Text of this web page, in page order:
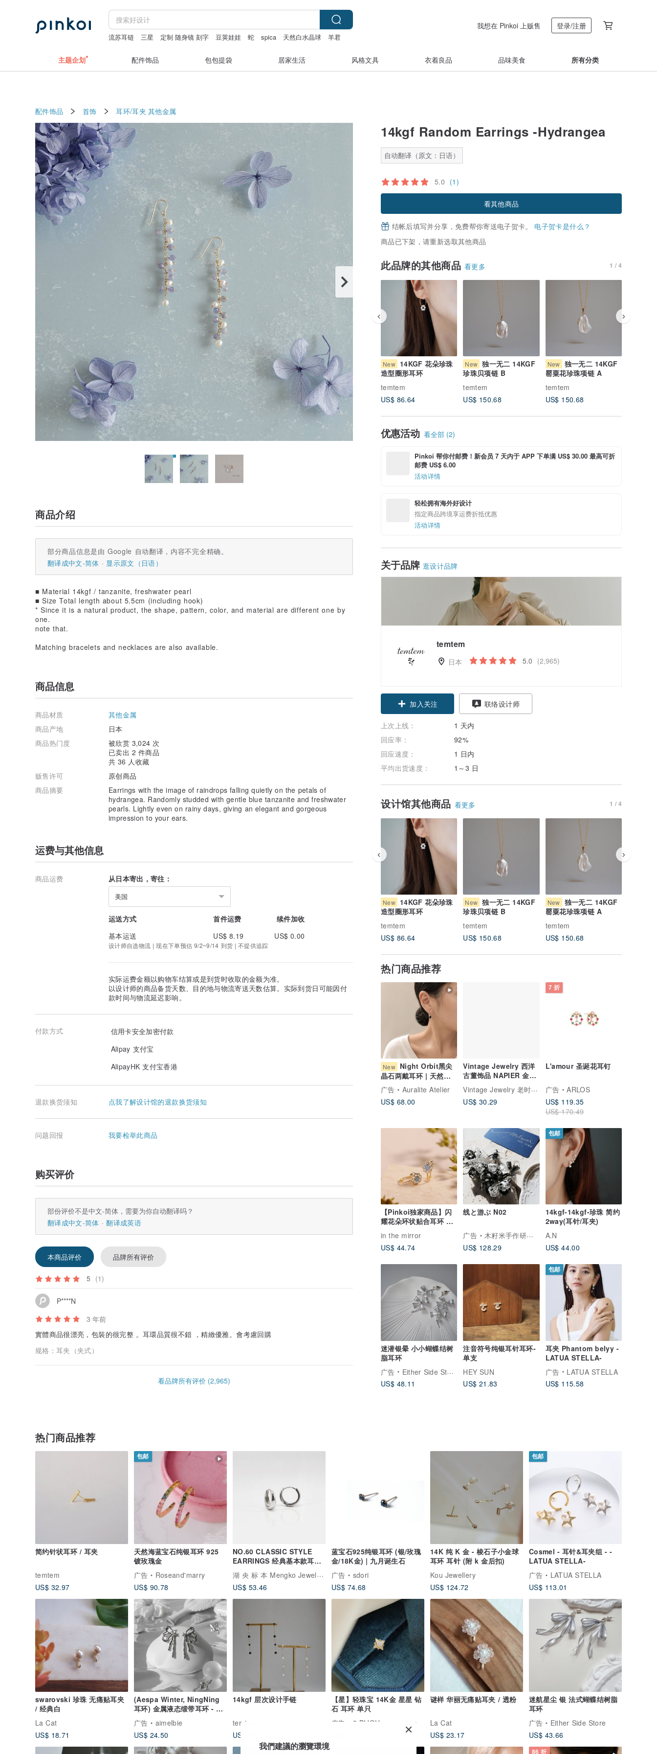
流苏耳链 三星 定制 随身镜 刻字 豆荚娃娃 蛇 spica 天然白水晶球 羊君
我想在 Pinkoi 上贩售 登录/注册
主题企划 配件饰品 包包提袋 居家生活 风格文具 衣着良品 品味美食 所有分类
配件饰品 首饰 耳环/耳夹 其他金属
14kgf Random Earrings -Hydrangea
自动翻译（原文：日语）
5.0 (1)
看其他商品
结帐后填写并分享，免费帮你寄送电子贺卡。 电子贺卡是什么？
商品已下架，请重新选取其他商品
此品牌的其他商品 看更多 1 / 4
New 14KGF 花朵珍珠
造型圈形耳环
temtem
US$ 86.64
New 独一无二 14KGF
珍珠贝项链 B
temtem
US$ 150.68
New 独一无二 14KGF
罂粟花珍珠项链 A
temtem
US$ 150.68
优惠活动 看全部 (2)
Pinkoi 帮你付邮费！新会员 7 天内于 APP 下单满 US$ 30.00 最高可折
邮费 US$ 6.00
活动详情
轻松拥有海外好设计
指定商品跨境享运费折抵优惠
活动详情
关于品牌 逛设计品牌
temtem
日本 5.0 (2,965)
领优惠券
加入关注
联络设计师
上次上线：
1 天内
回应率：
92%
回应速度：
1 日内
平均出货速度：
1～3 日
设计馆其他商品 看更多 1 / 4
New 14KGF 花朵珍珠
造型圈形耳环
temtem
US$ 86.64
New 独一无二 14KGF
珍珠贝项链 B
temtem
US$ 150.68
New 独一无二 14KGF
罂粟花珍珠项链 A
temtem
US$ 150.68
热门商品推荐
New Night Orbit黑尖
晶石两戴耳环 | 天然黑
尖晶石 925银镀白金
Huggie
广告
Auralite Atelier
US$ 68.00
Vintage Jewelry 西洋
古董饰品 NAPIER 金色
调 鸢尾纹 针式耳环
Vintage Jewelry 老时光角落
US$ 30.29
7 折
L'amour 圣诞花耳钉
广告
ARLOS
US$ 119.35
US$ 170.49
【Pinkoi独家商品】闪
耀花朵环状贴合耳环 浅
蓝色 花朵 线钻 浅蓝
in the mirror
US$ 44.74
线と游ぶ N02
广告
木籽米手作研究室
US$ 128.29
包邮
14kgf-14kgf-珍珠 简约
2way(耳针/耳夹)
A.N
US$ 44.00
迷潜银晕 小小蝴蝶结树
脂耳环
广告
Either Side Store
US$ 48.11
注音符号纯银耳针耳环-
单支
HEY SUN
US$ 21.83
包邮
耳夹 Phantom belyy -
LATUA STELLA-
广告
LATUA STELLA
US$ 115.58
商品介绍
部分商品信息是由 Google 自动翻译，内容不完全精确。
翻译成中文-简体
显示原文（日语）
■ Material 14kgf / tanzanite, freshwater pearl
■ Size Total length about 5.5cm (including hook)
* Since it is a natural product, the shape, pattern, color, and material are different one by
one.
note that.
Matching bracelets and necklaces are also available.
商品信息
商品材质
其他金属
商品产地
日本
商品热门度
被欣赏 3,024 次
已卖出 2 件商品
共 36 人收藏
贩售许可
原创商品
商品摘要
Earrings with the image of raindrops falling quietly on the petals of
hydrangea. Randomly studded with gentle blue tanzanite and freshwater
pearls. Lightly even on rainy days, giving an elegant and gorgeous
impression to your ears.
运费与其他信息
商品运费 从日本寄出，寄往：
美国
运送方式 首件运费
续件加收
基本运送
US$ 8.19 US$ 0.00
设计师自选物流 | 现在下单预估 9/2~9/14 到货 | 不提供追踪
实际运费金额以购物车结算或是到货时收取的金额为准。
以设计师的商品备货天数、目的地与物流寄送天数估算。实际到货日可能因付
款时间与物流延迟影响。
付款方式
信用卡安全加密付款
Alipay 支付宝
AlipayHK 支付宝香港
退款换货须知 点我了解设计馆的退款换货须知
问题回报 我要检举此商品
购买评价
部份评价不是中文-简体，需要为你自动翻译吗？
翻译成中文-简体
翻译成英语
本商品评价 品牌所有评价
5 (1)
P****N
3 年前
實體商品很漂亮，包裝的很完整 。耳環品質很不錯 ，精緻優雅。會考慮回購
规格：耳夹（夹式）
看品牌所有评价 (2,965)
热门商品推荐
简约针状耳环 / 耳夹
temtem
US$ 32.97
包邮
天然海蓝宝石纯银耳环 925
镀玫瑰金
广告
Roseand'marry
US$ 90.78
NO.60 CLASSIC STYLE
EARRINGS 经典基本款耳饰
- 925纯银
湖 央 标 本 Mengko Jewelry Studio
US$ 53.46
蓝宝石925纯银耳环 (银/玫瑰
金/18K金) | 九月诞生石
广告
sdori
US$ 74.68
14K 纯 K 金 - 棱石子小金球
耳环 耳针 (附 k 金后扣)
Kou Jewellery
US$ 124.72
包邮
Cosmel - 耳针&耳夹组 - -
LATUA STELLA-
广告
LATUA STELLA
US$ 113.01
swarovski 珍珠 无痛贴耳夹
/ 经典白
La Cat
US$ 18.71
(Aespa Winter, NingNing
耳环) 金属液态缎带耳环 - 银
色
广告
aimelbie
US$ 24.50
14kgf 层次设计手链
temtem
US$ 94.18
【星】轻珠宝 14K金 星星 钻
石 耳环 单只
广告
8 BIJOU
谜样 华丽无痛贴耳夹 / 透粉
La Cat
US$ 23.17
迷航星尘 银 法式蝴蝶结树脂
耳环
广告
Either Side Store
US$ 43.66
86 折
我們建議的瀏覽環境